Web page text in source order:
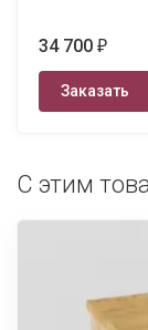
34 700 ₽
Заказать
С этим